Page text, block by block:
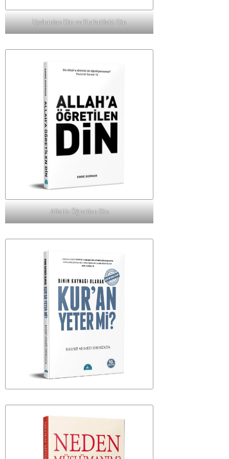
Uydurulan Din ve Kur'an'daki Din
Allah'a Öğretilen Din